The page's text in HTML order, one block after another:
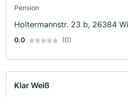
Pension
Holtermannstr. 23 b, 26384
0.0 (0)
Klar Weiß